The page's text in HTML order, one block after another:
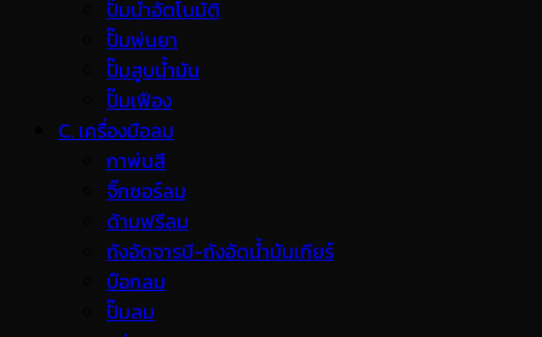
ปั๊มน้ำอัตโนมัติ
ปั๊มพ่นยา
ปั๊มสูบน้ำมัน
ปั๊มเฟือง
C. เครื่องมือลม
กาพ่นสี
จิ๊กซอร์ลม
ด้ามฟรีลม
ถังอัดจารบี-ถังอัดน้ำมันเกียร์
บ๊อกลม
ปั๊มลม